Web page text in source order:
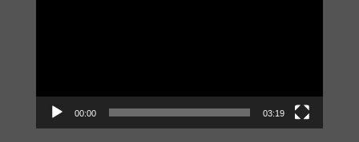
00:00 03:19